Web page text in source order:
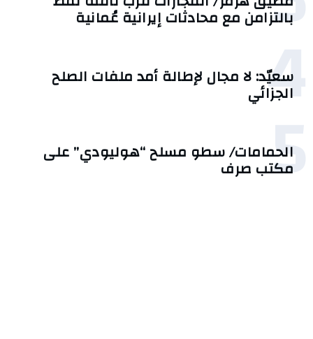
بالتزامن مع محادثات إيرانية عُمانية
4
سعيّد: لا مجال لإطالة أمد ملفات الصلح
الجزائي
5
الحمامات/ سطو مسلح “هوليودي” على
مكتب صرف